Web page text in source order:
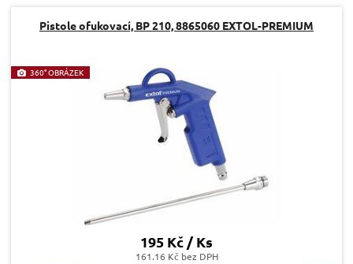
Pistole ofukovací, BP 210, 8865060 EXTOL-PREMIUM
360° OBRÁZEK
195 Kč / Ks
161.16 Kč bez DPH